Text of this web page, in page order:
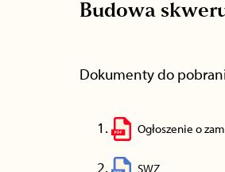
Budowa
Dokumenty do
Ogłoszenie o
SWZ